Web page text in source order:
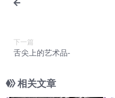
下一篇
舌尖上的艺术品-
相关文章